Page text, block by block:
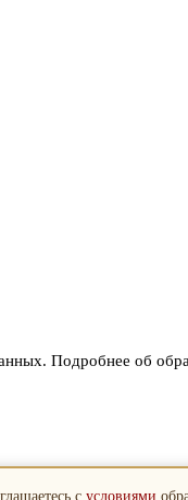
Подробнее об
с условиями